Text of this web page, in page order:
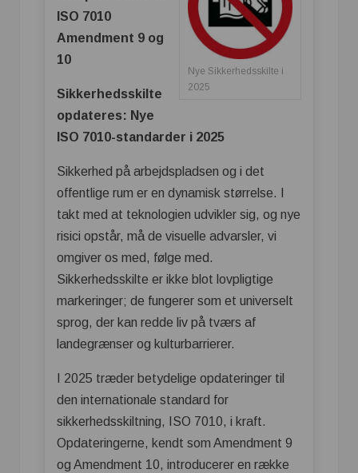
Nye Sikkerhedsskilte i
2025
ISO 7010
Amendment 9 og
10
Sikkerhedsskilte
opdateres: Nye
ISO 7010-standarder i 2025
Sikkerhed på arbejdspladsen og i det
offentlige rum er en dynamisk størrelse. I
takt med at teknologien udvikler sig, og nye
risici opstår, må de visuelle advarsler, vi
omgiver os med, følge med.
Sikkerhedsskilte er ikke blot lovpligtige
markeringer; de fungerer som et universelt
sprog, der kan redde liv på tværs af
landegrænser og kulturbarrierer.
I 2025 træder betydelige opdateringer til
den internationale standard for
sikkerhedsskiltning, ISO 7010, i kraft.
Opdateringerne, kendt som Amendment 9
og Amendment 10, introducerer en række